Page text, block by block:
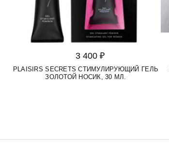
3 400 ₽
PLAISIRS SECRETS СТИМУЛИРУЮЩИЙ ГЕЛЬ
ЗОЛОТОЙ НОСИК, 30 МЛ.